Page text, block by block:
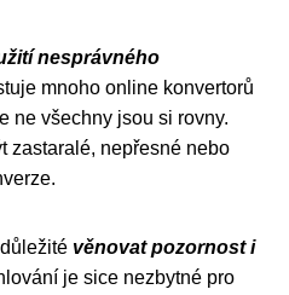
nesprávného
mnoho online konvertorů
ne všechny jsou si rovny.
zastaralé, nepřesné nebo
věnovat pozornost i
je sice nezbytné pro